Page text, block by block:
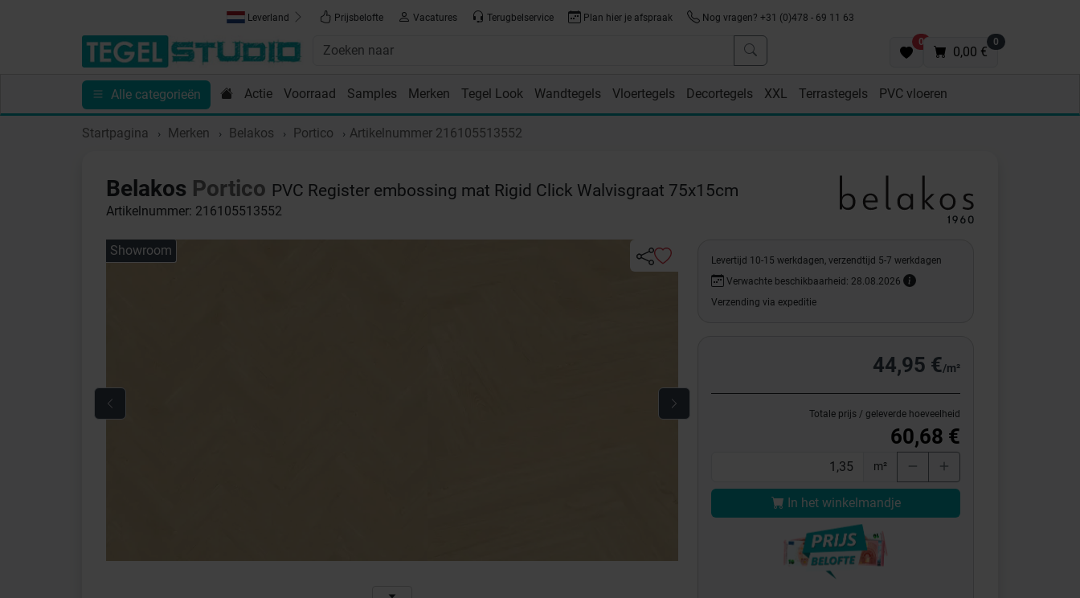
Leverland Prijsbelofte Vacatures Terugbelservice Plan hier je afspraak Nog vragen? +31 (0)478 - 69 11 63
0 0
0,00 €
Alle categorieën Actie Voorraad Samples Merken Tegel Look Wandtegels Vloertegels Decortegels XXL Terrastegels PVC vloeren
Toebehoren Sanitair Tips en Inspiratie Showroom
Startpagina Merken Belakos Portico Artikelnummer 216105513552
Belakos Portico PVC Register embossing mat Rigid Click Walvisgraat 75x15cm
Artikelnummer: 216105513552
Showroom
Levertijd 10-15 werkdagen, verzendtijd 5-7 werkdagen
Verwachte beschikbaarheid: 28.08.2026
Verzending via expeditie
44,95 €/m²
Totale prijs / geleverde hoeveelheid
60,68 €
m²
In het winkelmandje